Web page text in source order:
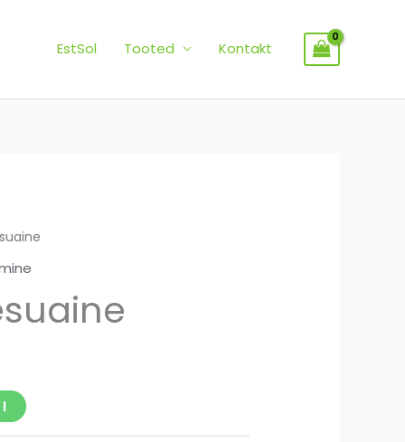
EstSol Tooted Kontakt